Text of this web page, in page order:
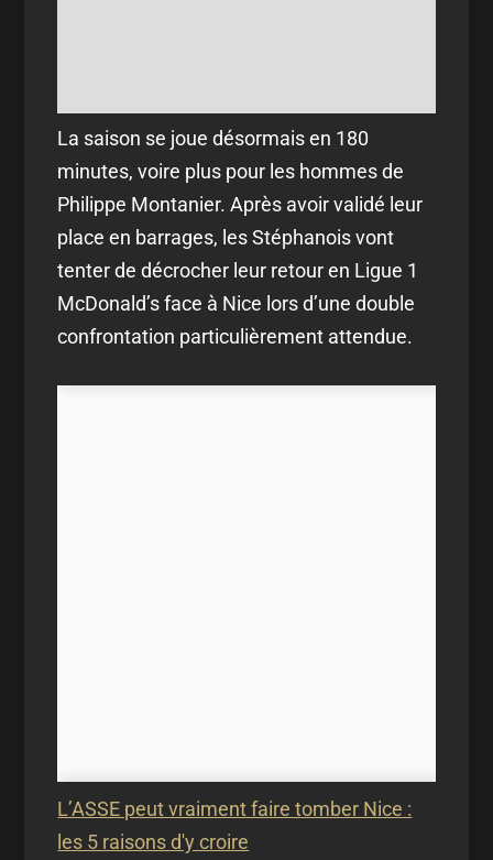
La saison se joue désormais en 180
minutes, voire plus pour les hommes de
Philippe Montanier. Après avoir validé leur
place en barrages, les Stéphanois vont
tenter de décrocher leur retour en Ligue 1
McDonald’s face à Nice lors d’une double
confrontation particulièrement attendue.
L’ASSE peut vraiment faire tomber Nice :
les 5 raisons d'y croire